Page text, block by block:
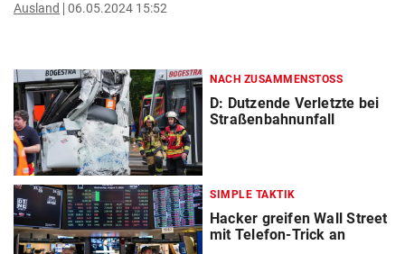
Ausland 06.05.2024 15:52
NACH ZUSAMMENSTOSS
D: Dutzende Verletzte bei
Straßenbahnunfall
SIMPLE TAKTIK
Hacker greifen Wall Street
mit Telefon-Trick an